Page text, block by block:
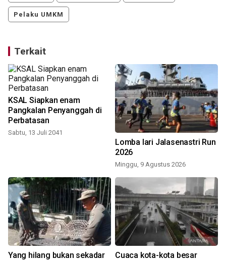
Pelaku UMKM
Terkait
KSAL Siapkan enam
Pangkalan Penyanggah di
Perbatasan
Sabtu, 13 Juli 2041
Lomba lari Jalasenastri Run
2026
Minggu, 9 Agustus 2026
Yang hilang bukan sekadar
Cuaca kota-kota besar